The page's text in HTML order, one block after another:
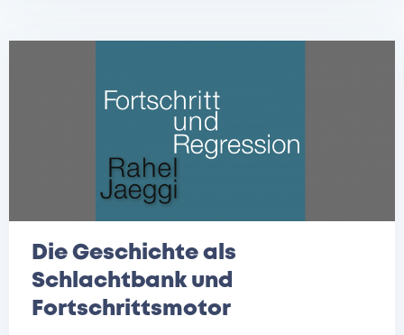
Die Geschichte als
Schlachtbank und
Fortschrittsmotor